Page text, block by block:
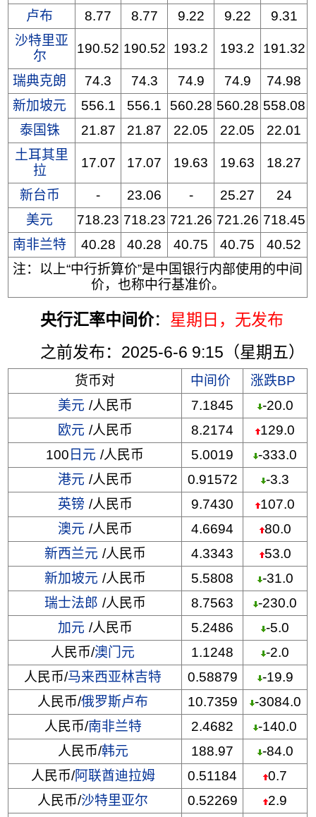
卢布 8.77 8.77 9.22 9.22
9.31
沙特里亚
尔
190.52 190.52 193.2 193.2 191.32
瑞典克朗 74.3 74.3 74.9 74.9
74.98
新加坡元
556.1 556.1 560.28 560.28 558.08
泰国铢
21.87 21.87 22.05 22.05
22.01
土耳其里
拉
17.07 17.07 19.63 19.63 18.27
新台币 - 23.06 - 25.27
24
美元
718.23 718.23 721.26 721.26 718.45
南非兰特
40.28 40.28 40.75 40.75
40.52
注：以上“中行折算价”是中国银行内部使用的中间
价，也称中行基准价。
央行汇率中间价： 星期日 ，无发布
之前发布：2025-6-6 9:15（星期五）
货币对 中间价
涨跌BP
美元 /人民币 7.1845
-20.0
欧元 /人民币 8.2174
129.0
100 日元 /人民币 5.0019
-333.0
港元 /人民币 0.91572
-3.3
英镑 /人民币 9.7430
107.0
澳元 /人民币 4.6694
80.0
新西兰元 /人民币 4.3343
53.0
新加坡元 /人民币 5.5808
-31.0
瑞士法郎 /人民币 8.7563
-230.0
加元 /人民币 5.2486
-5.0
人民币/澳门元 1.1248
-2.0
人民币/马来西亚林吉特 0.58879
-19.9
人民币/俄罗斯卢布 10.7359
-3084.0
人民币/南非兰特 2.4682
-140.0
人民币/韩元 188.97
-84.0
人民币/阿联酋迪拉姆 0.51184
0.7
人民币/沙特里亚尔 0.52269
2.9